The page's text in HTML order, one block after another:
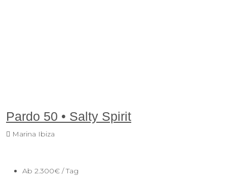
Pardo 50 • Salty Spirit
Marina Ibiza
Ab 2.300€ / Tag